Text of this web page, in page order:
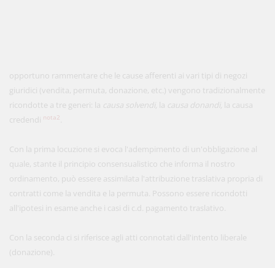
opportuno rammentare che le cause afferenti ai vari tipi di negozi
giuridici (vendita, permuta, donazione, etc.) vengono tradizionalmente
ricondotte a tre generi: la causa solvendi, la causa donandi, la causa
credendi nota2
Con la prima locuzione si evoca l'adempimento di un'obbligazione al
quale, stante il principio consensualistico che informa il nostro
ordinamento, può essere assimilata l'attribuzione traslativa propria di
contratti come la vendita e la permuta. Possono essere ricondotti
all'ipotesi in esame anche i casi di c.d. pagamento traslativo.
Con la seconda ci si riferisce agli atti connotati dall'intento liberale
(donazione).